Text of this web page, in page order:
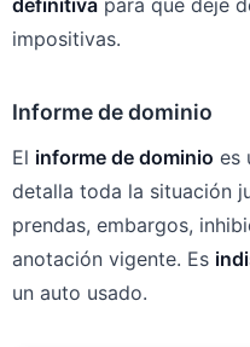
definitiva para que deje
impositivas.
Informe de dominio
El informe de dominio es
detalla toda la situación
prendas, embargos,
anotación vigente. Es
un auto usado.